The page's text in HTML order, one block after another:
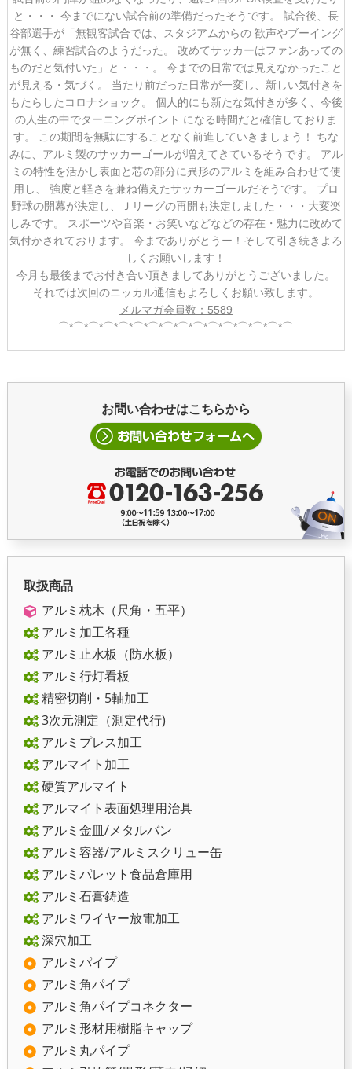
と・・・
今までにない試合前の準備だったそうです。
試合後、長
谷部選手が「無観客試合では、スタジアムからの歓声やブーイング
が無く、練習試合のようだった。
改めてサッカーはファンあっての
ものだと気付いた」と・・・。
今までの日常では見えなかったこと
が見える・気づく。
当たり前だった日常が一変し、新しい気付きを
もたらしたコロナショック。
個人的にも新たな気付きが多く、今後
の人生の中でターニングポイント になる時間だと確信しておりま
す。
この期間を無駄にすることなく前進していきましょう！
ちな
みに、アルミ製のサッカーゴールが増えてきているそうです。
アル
ミの特性を活かし表面と芯の部分に異形のアルミを組み合わせて使
用し、
強度と軽さを兼ね備えたサッカーゴールだそうです。
プロ
野球の開幕が決定し、Ｊリーグの再開も決定しました・・・大変楽
しみです。
スポーツや音楽・お笑いなどなどの存在・魅力に改めて
気付かされております。
今までありがとうー！そして引き続きよろ
しくお願いします！
今月も最後までお付き合い頂きましてありがとうございました。
それでは次回のニッカル通信もよろしくお願い致します。
メルマガ会員数：5589
⌒*⌒*⌒*⌒*⌒*⌒*⌒*⌒*⌒*⌒*⌒*⌒*⌒*⌒*⌒*⌒
お問い合わせはこちらから
取扱商品
アルミ枕木（尺角・五平）
アルミ加工各種
アルミ止水板（防水板）
アルミ行灯看板
精密切削・5軸加工
3次元測定（測定代行)
アルミプレス加工
アルマイト加工
硬質アルマイト
アルマイト表面処理用治具
アルミ金皿/メタルバン
アルミ容器/アルミスクリュー缶
アルミパレット食品倉庫用
アルミ石膏鋳造
アルミワイヤー放電加工
深穴加工
アルミパイプ
アルミ角パイプ
アルミ角パイプコネクター
アルミ形材用樹脂キャップ
アルミ丸パイプ